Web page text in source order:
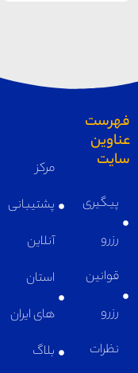
همیشه همراهتان
تلفن پشتیبانی:
ایمیل:
کد پستی:
1917754328